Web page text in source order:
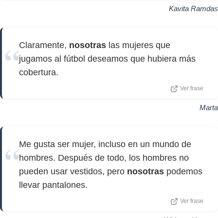
Kavita Ramdas
Claramente, nosotras las mujeres que
jugamos al fútbol deseamos que hubiera más
cobertura.
Ver frase
Marta
Me gusta ser mujer, incluso en un mundo de
hombres. Después de todo, los hombres no
pueden usar vestidos, pero nosotras podemos
llevar pantalones.
Ver frase